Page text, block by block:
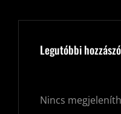
Legutóbbi
Nincs